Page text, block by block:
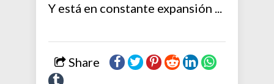
Y está en constante expansión ...
Share